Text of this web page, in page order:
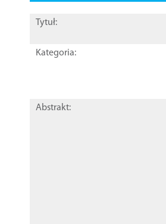
Tytuł:
Kategoria:
Abstrakt: